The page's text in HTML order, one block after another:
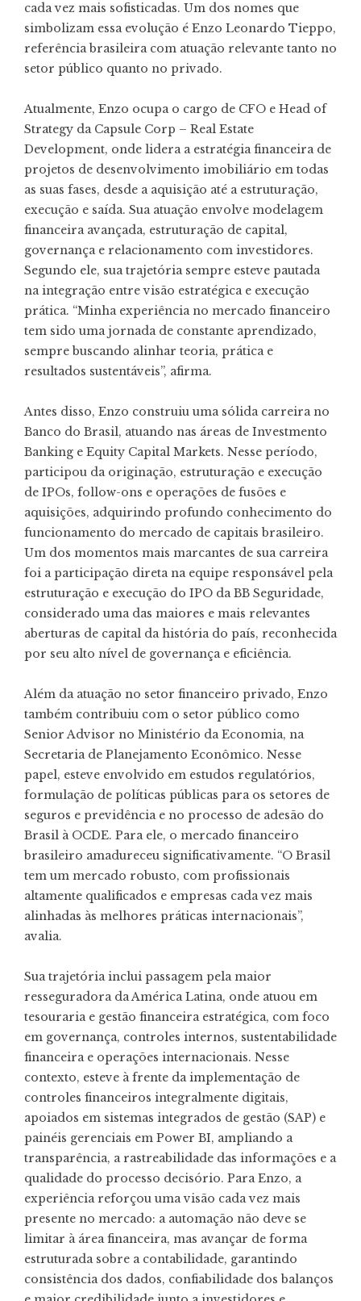
cada vez mais sofisticadas. Um dos nomes que
simbolizam essa evolução é Enzo Leonardo Tieppo,
referência brasileira com atuação relevante tanto no
setor público quanto no privado.
Atualmente, Enzo ocupa o cargo de CFO e Head of
Strategy da Capsule Corp – Real Estate
Development, onde lidera a estratégia financeira de
projetos de desenvolvimento imobiliário em todas
as suas fases, desde a aquisição até a estruturação,
execução e saída. Sua atuação envolve modelagem
financeira avançada, estruturação de capital,
governança e relacionamento com investidores.
Segundo ele, sua trajetória sempre esteve pautada
na integração entre visão estratégica e execução
prática. “Minha experiência no mercado financeiro
tem sido uma jornada de constante aprendizado,
sempre buscando alinhar teoria, prática e
resultados sustentáveis”, afirma.
Antes disso, Enzo construiu uma sólida carreira no
Banco do Brasil, atuando nas áreas de Investmento
Banking e Equity Capital Markets. Nesse período,
participou da originação, estruturação e execução
de IPOs, follow-ons e operações de fusões e
aquisições, adquirindo profundo conhecimento do
funcionamento do mercado de capitais brasileiro.
Um dos momentos mais marcantes de sua carreira
foi a participação direta na equipe responsável pela
estruturação e execução do IPO da BB Seguridade,
considerado uma das maiores e mais relevantes
aberturas de capital da história do país, reconhecida
por seu alto nível de governança e eficiência.
Além da atuação no setor financeiro privado, Enzo
também contribuiu com o setor público como
Senior Advisor no Ministério da Economia, na
Secretaria de Planejamento Econômico. Nesse
papel, esteve envolvido em estudos regulatórios,
formulação de políticas públicas para os setores de
seguros e previdência e no processo de adesão do
Brasil à OCDE. Para ele, o mercado financeiro
brasileiro amadureceu significativamente. “O Brasil
tem um mercado robusto, com profissionais
altamente qualificados e empresas cada vez mais
alinhadas às melhores práticas internacionais”,
avalia.
Sua trajetória inclui passagem pela maior
resseguradora da América Latina, onde atuou em
tesouraria e gestão financeira estratégica, com foco
em governança, controles internos, sustentabilidade
financeira e operações internacionais. Nesse
contexto, esteve à frente da implementação de
controles financeiros integralmente digitais,
apoiados em sistemas integrados de gestão (SAP) e
painéis gerenciais em Power BI, ampliando a
transparência, a rastreabilidade das informações e a
qualidade do processo decisório. Para Enzo, a
experiência reforçou uma visão cada vez mais
presente no mercado: a automação não deve se
limitar à área financeira, mas avançar de forma
estruturada sobre a contabilidade, garantindo
consistência dos dados, confiabilidade dos balanços